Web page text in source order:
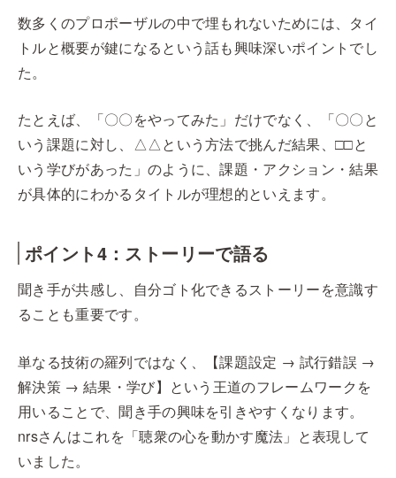
数多くのプロポーザルの中で埋もれないためには、タイ
トルと概要が鍵になるという話も興味深いポイントでし
た。
たとえば、「〇〇をやってみた」だけでなく、「〇〇と
いう課題に対し、△△という方法で挑んだ結果、□□と
いう学びがあった」のように、課題・アクション・結果
が具体的にわかるタイトルが理想的といえます。
ポイント4：ストーリーで語る
聞き手が共感し、自分ゴト化できるストーリーを意識す
ることも重要です。
単なる技術の羅列ではなく、【課題設定 → 試行錯誤 →
解決策 → 結果・学び】という王道のフレームワークを
用いることで、聞き手の興味を引きやすくなります。
nrsさんはこれを「聴衆の心を動かす魔法」と表現して
いました。